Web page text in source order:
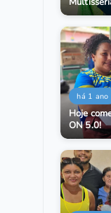
há 1 ano
Hoje
ON 5.0!